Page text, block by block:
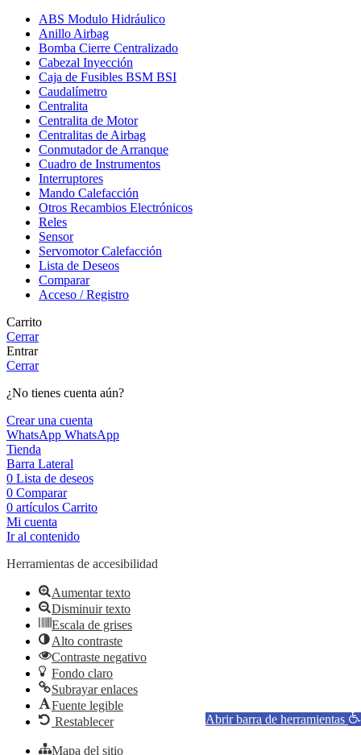
ABS Modulo Hidráulico
Anillo Airbag
Bomba Cierre Centralizado
Cabezal Inyección
Caja de Fusibles BSM BSI
Caudalímetro
Centralita
Centralita de Motor
Centralitas de Airbag
Conmutador de Arranque
Cuadro de Instrumentos
Interruptores
Mando Calefacción
Otros Recambios Electrónicos
Reles
Sensor
Servomotor Calefacción
Lista de Deseos
Comparar
Acceso / Registro
Carrito
Cerrar
Entrar
Cerrar
¿No tienes cuenta aún?
Crear una cuenta
WhatsApp WhatsApp
Tienda
Barra Lateral
0 Lista de deseos
0 Comparar
0 artículos Carrito
Mi cuenta
Ir al contenido
Abrir barra de herramientas
Herramientas de accesibilidad
Aumentar texto
Disminuir texto
Escala de grises
Alto contraste
Contraste negativo
Fondo claro
Subrayar enlaces
Fuente legible
Restablecer
Mapa del sitio